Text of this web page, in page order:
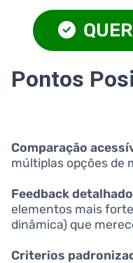
Pontos
Comparação
múltiplas opções de
Feedback
elementos mais
dinâmica) que
Criterios